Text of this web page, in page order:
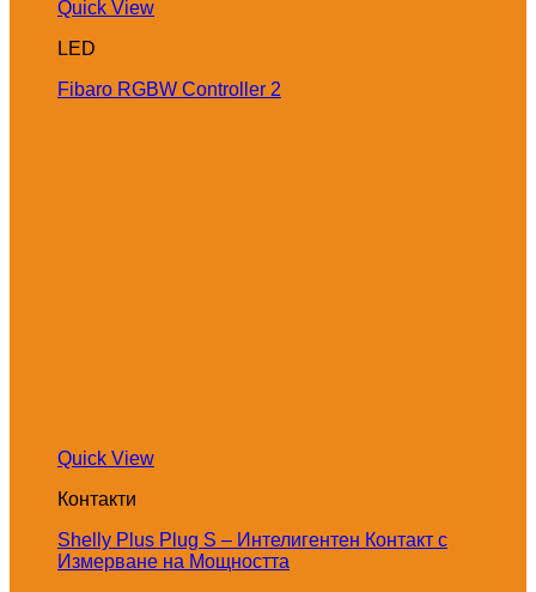
Quick View
LED
Fibaro RGBW Controller 2
Quick View
Контакти
Shelly Plus Plug S – Интелигентен Контакт с
Измерване на Мощността